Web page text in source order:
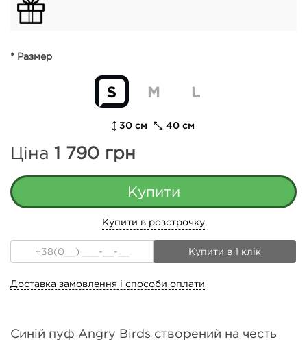
* Размер
S M L
30 см 40 см
Ціна 1 790 грн
Купити в розстрочку
Купити в 1 клік
Доставка замовлення і способи оплати
Синій пуф Angry Birds створений на честь